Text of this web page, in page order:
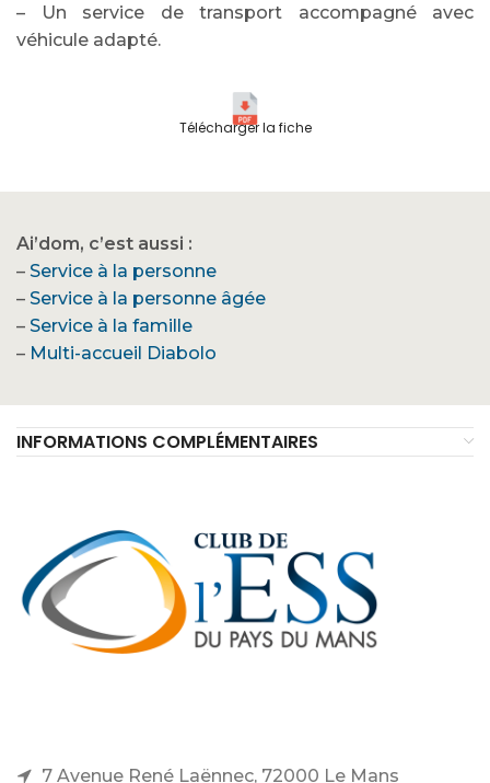
– Un service de transport accompagné avec
véhicule adapté.
Télécharger la fiche
Ai’dom, c’est aussi :
– Service à la personne
– Service à la personne âgée
– Service à la famille
– Multi-accueil Diabolo
INFORMATIONS COMPLÉMENTAIRES
7 Avenue René Laënnec, 72000 Le Mans